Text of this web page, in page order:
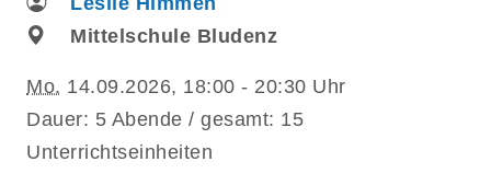
Mittelschule Bludenz
Mo. 14.09.2026, 18:00 - 20:30 Uhr
Dauer: 5 Abende / gesamt: 15
Unterrichtseinheiten